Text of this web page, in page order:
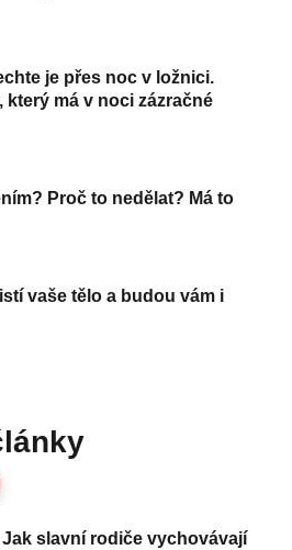
je přes noc v ložnici.
má v noci zázračné
Proč to nedělat? Má to
vaše tělo a budou vám i
Jak slavní rodiče vychovávají